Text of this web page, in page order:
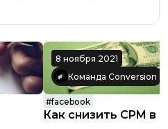
8 ноября 2021
Команда Conversion
#facebook
Как снизить CPM в